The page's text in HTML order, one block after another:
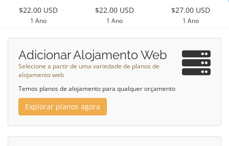
$22.00 USD
1 Ano
$22.00 USD
1 Ano
$27.00 USD
1 Ano
Adicionar Alojamento Web
Selecione a partir de uma variedade de planos de
alojamento web
Temos planos de alojamento para qualquer orçamento
Explorar planos agora